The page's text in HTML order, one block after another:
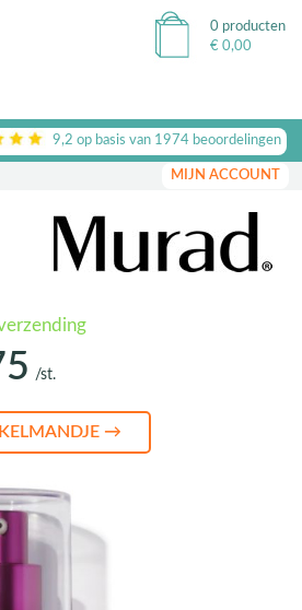
0 producten
€ 0,00
9,2 op basis van 1974beoordelingen
MIJN ACCOUNT
/st.